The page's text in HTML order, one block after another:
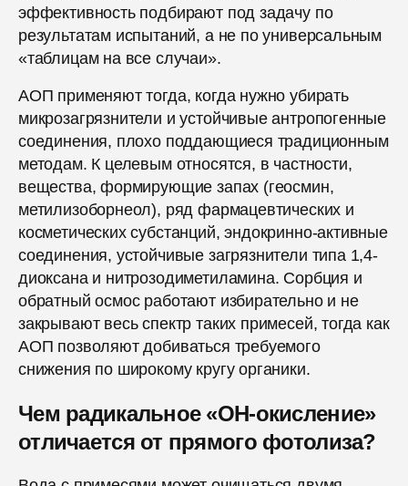
эффективность подбирают под задачу по
результатам испытаний, а не по универсальным
«таблицам на все случаи».
АОП применяют тогда, когда нужно убирать
микрозагрязнители и устойчивые антропогенные
соединения, плохо поддающиеся традиционным
методам. К целевым относятся, в частности,
вещества, формирующие запах (геосмин,
метилизоборнеол), ряд фармацевтических и
косметических субстанций, эндокринно-активные
соединения, устойчивые загрязнители типа 1,4-
диоксана и нитрозодиметиламина. Сорбция и
обратный осмос работают избирательно и не
закрывают весь спектр таких примесей, тогда как
АОП позволяют добиваться требуемого
снижения по широкому кругу органики.
Чем радикальное «ОН-окисление»
отличается от прямого фотолиза?